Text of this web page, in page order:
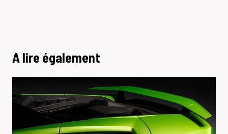
A lire également